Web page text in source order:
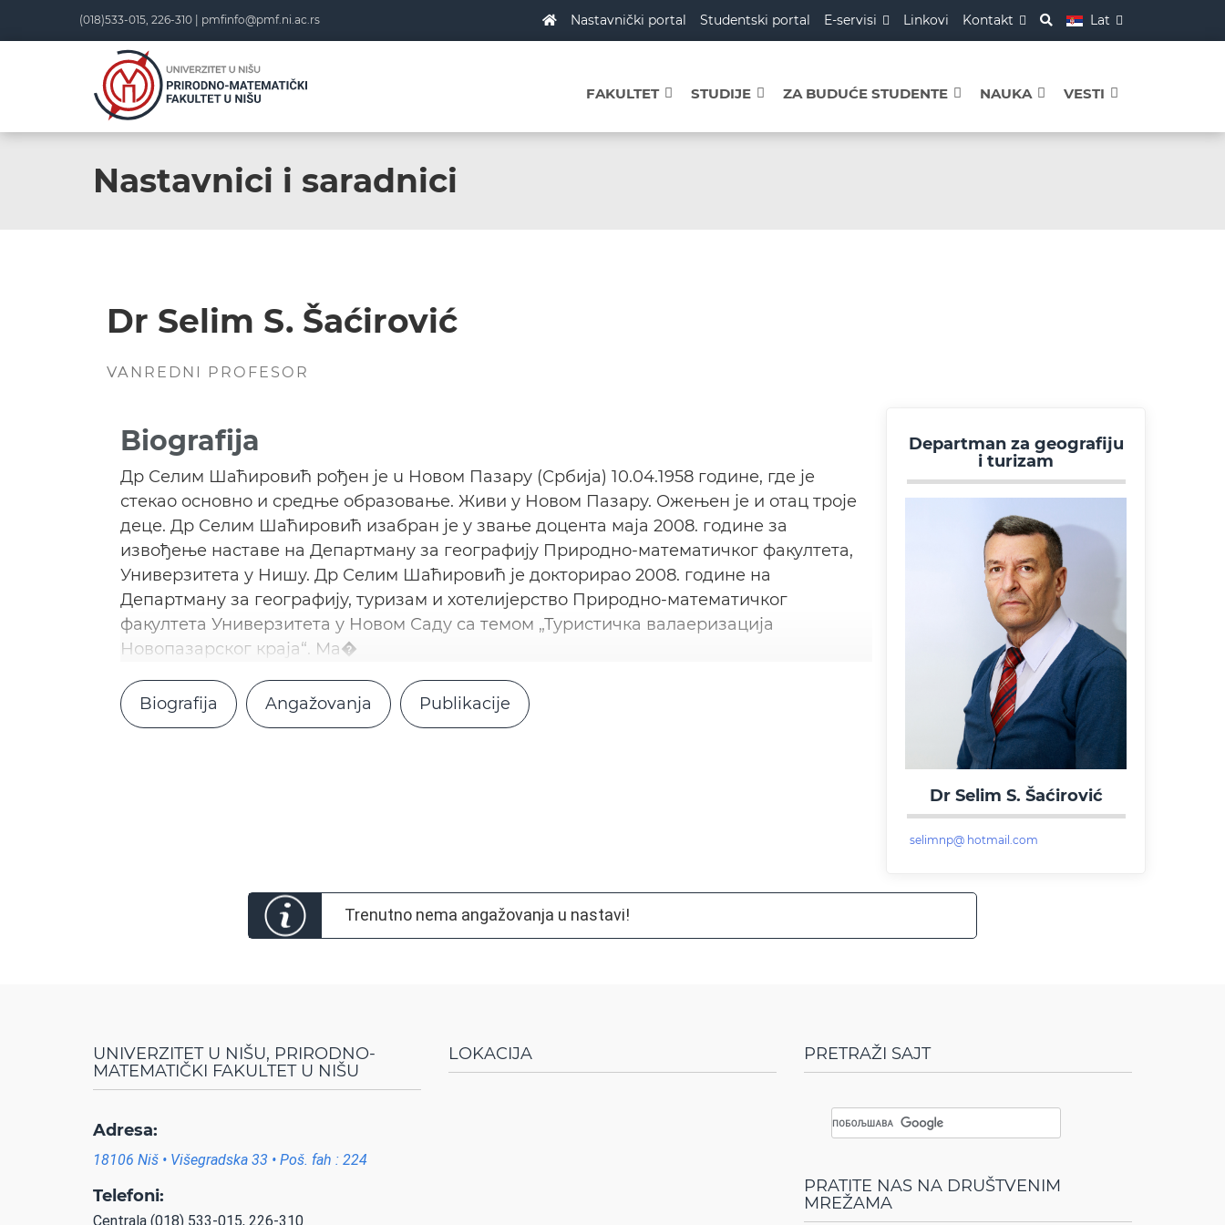
(018)533-015, 226-310 | pmfinfo@pmf.ni.ac.rs Nastavnički portal Studentski portal E-servisi Linkovi Kontakt Lat
FAKULTET STUDIJE ZA BUDUĆE STUDENTE NAUKA VESTI
Nastavnici i saradnici
Dr Selim S. Šaćirović
VANREDNI PROFESOR
Departman za geografiju
i turizam
Dr Selim S. Šaćirović
Biografija
Др Селим Шаћировић рођен je u Новом Пазару (Србија) 10.04.1958 године, где је
стекао основно и средње образовање. Живи у Новом Пазару. Ожењен је и отац троје
деце. Др Селим Шаћировић изабран је у звање доцента маја 2008. године за
извођење наставе на Департману за географију Природно-математичког факултета,
Универзитета у Нишу. Др Селим Шаћировић је докторирао 2008. године на
Департману за географију, туризам и хотелијерство Природно-математичког
факултета Универзитета у Новом Саду са темом „Туристичка валаеризација
Новопазарског краја“. Ма�
Biografija Angažovanja Publikacije
Trenutno nema angažovanja u nastavi!
UNIVERZITET U NIŠU, PRIRODNO-
MATEMATIČKI FAKULTET U NIŠU
Adresa:
18106 Niš • Višegradska 33 • Poš. fah : 224
Telefoni:
Centrala (018) 533-015, 226-310
LOKACIJA PRETRAŽI SAJT
PRATITE NAS NA DRUŠTVENIM
MREŽAMA